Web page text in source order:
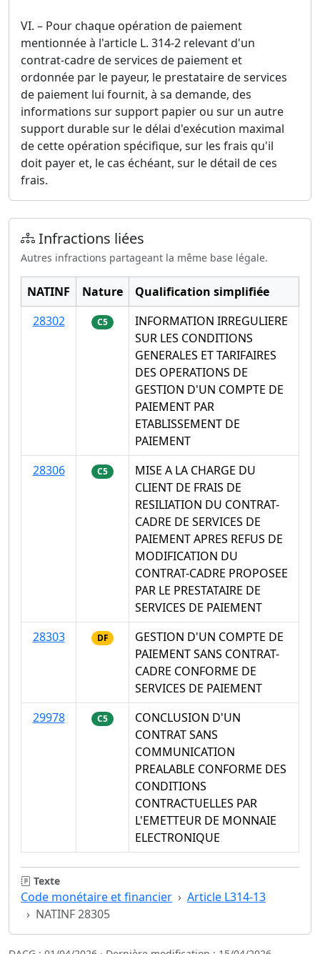
VI. – Pour chaque opération de paiement
mentionnée à l'article L. 314-2 relevant d'un
contrat-cadre de services de paiement et
ordonnée par le payeur, le prestataire de services
de paiement lui fournit, à sa demande, des
informations sur support papier ou sur un autre
support durable sur le délai d'exécution maximal
de cette opération spécifique, sur les frais qu'il
doit payer et, le cas échéant, sur le détail de ces
frais.
Infractions liées
Autres infractions partageant la même base légale.
NATINF Nature
Qualification simplifiée
28302
C5
INFORMATION IRREGULIERE
SUR LES CONDITIONS
GENERALES ET TARIFAIRES
DES OPERATIONS DE
GESTION D'UN COMPTE DE
PAIEMENT PAR
ETABLISSEMENT DE
PAIEMENT
28306
C5
MISE A LA CHARGE DU
CLIENT DE FRAIS DE
RESILIATION DU CONTRAT-
CADRE DE SERVICES DE
PAIEMENT APRES REFUS DE
MODIFICATION DU
CONTRAT-CADRE PROPOSEE
PAR LE PRESTATAIRE DE
SERVICES DE PAIEMENT
28303
DF
GESTION D'UN COMPTE DE
PAIEMENT SANS CONTRAT-
CADRE CONFORME DE
SERVICES DE PAIEMENT
29978
C5
CONCLUSION D'UN
CONTRAT SANS
COMMUNICATION
PREALABLE CONFORME DES
CONDITIONS
CONTRACTUELLES PAR
L'EMETTEUR DE MONNAIE
ELECTRONIQUE
Texte
Code monétaire et financier
Article L314-13
NATINF 28305